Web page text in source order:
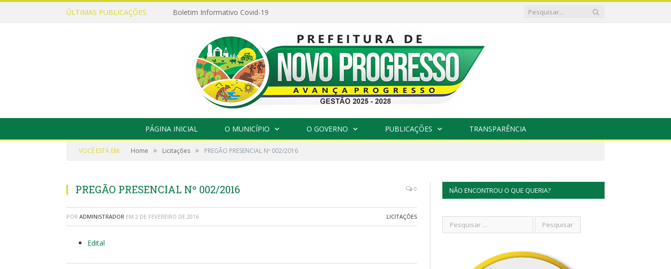
ÚLTIMAS PUBLICAÇÕES: Boletim Informativo Covid-19
PÁGINA INICIAL O MUNICÍPIO O GOVERNO PUBLICAÇÕES TRANSPARÊNCIA
VOCÊ ESTÁ EM: Home » Licitações » PREGÃO PRESENCIAL Nº 002/2016
PREGÃO PRESENCIAL Nº 002/2016 0
POR ADMINISTRADOR EM 2 DE FEVEREIRO DE 2016 LICITAÇÕES
Edital
NÃO ENCONTROU O QUE QUERIA?